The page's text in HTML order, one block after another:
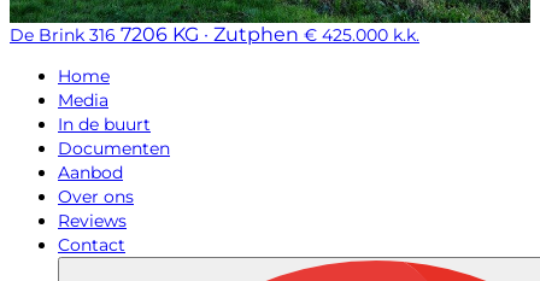
De Brink 316 7206 KG · Zutphen € 425.000 k.k.
Home
Media
In de buurt
Documenten
Aanbod
Over ons
Reviews
Contact